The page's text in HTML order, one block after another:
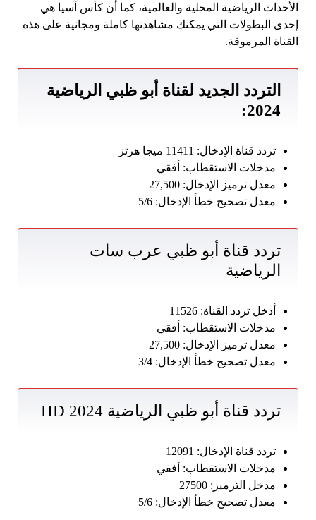
الأحداث الرياضية المحلية والعالمية، كما أن كأس آسيا هي
إحدى البطولات التي يمكنك مشاهدتها كاملة ومجانية على هذه
القناة المرموقة.
التردد الجديد لقناة أبو ظبي الرياضية
2024:
تردد قناة الإدخال: 11411 ميجا هرتز
مدخلات الاستقطاب: أفقي
معدل ترميز الإدخال: 27,500
معدل تصحيح خطأ الإدخال: 5/6
تردد قناة أبو ظبي عرب سات
الرياضية
أدخل تردد القناة: 11526
مدخلات الاستقطاب: أفقي
معدل ترميز الإدخال: 27,500
معدل تصحيح خطأ الإدخال: 3/4
تردد قناة أبو ظبي الرياضية 2024 HD
تردد قناة الإدخال: 12091
مدخلات الاستقطاب: أفقي
مدخل الترميز: 27500
معدل تصحيح خطأ الإدخال: 5/6